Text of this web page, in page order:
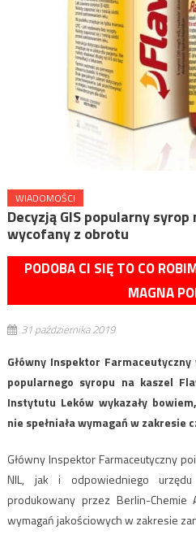
WIADOMOŚCI
Decyzją GIS popularny
wycofany z obrotu
PODOBA CI SIĘ TO CO
MAGNA
31 października 2019
Główny Inspektor
popularnego syropu na kaszel
Instytutu Leków wykazały
nie spełniała wymagań w zakresie
Główny Inspektor Farmaceutyczny
NIL, jak i odpowiedniego
produkowany przez Berlin-Chemie
wymagań jakościowych w zakresie